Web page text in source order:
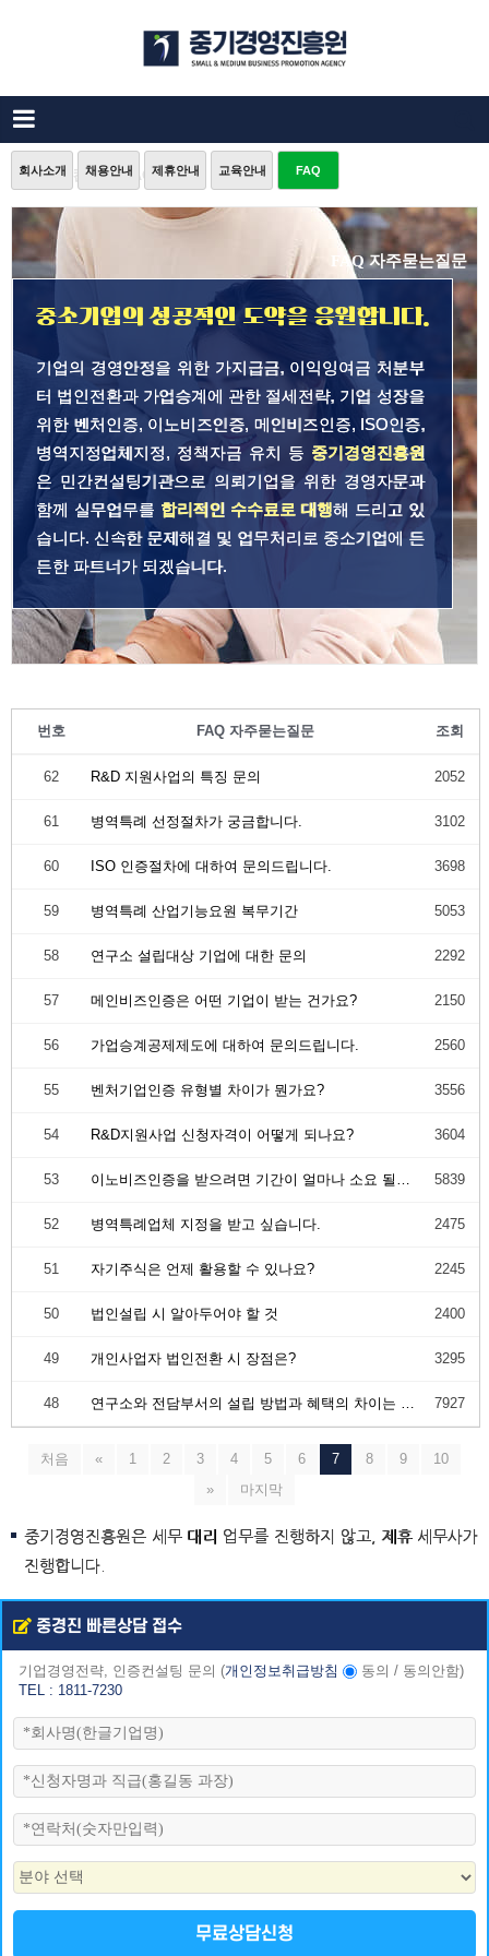
중소기업컨설팅 FAQ
회사소개 채용안내 제휴안내 교육안내 FAQ
FAQ 자주묻는질문
중소기업의 성공적인 도약을 응원합니다.
기업의 경영안정을 위한 가지급금, 이익잉여금 처분부
터 법인전환과 가업승계에 관한 절세전략, 기업 성장을
위한 벤처인증, 이노비즈인증, 메인비즈인증, ISO인증,
병역지정업체지정, 정책자금 유치 등 중기경영진흥원
은 민간컨설팅기관으로 의뢰기업을 위한 경영자문과
함께 실무업무를 합리적인 수수료로 대행해 드리고 있
습니다. 신속한 문제해결 및 업무처리로 중소기업에 든
든한 파트너가 되겠습니다.
번호 FAQ 자주묻는질문 조회
62 R&D 지원사업의 특징 문의 2052
61 병역특례 선정절차가 궁금합니다. 3102
60 ISO 인증절차에 대하여 문의드립니다. 3698
59 병역특례 산업기능요원 복무기간 5053
58 연구소 설립대상 기업에 대한 문의 2292
57 메인비즈인증은 어떤 기업이 받는 건가요? 2150
56 가업승계공제제도에 대하여 문의드립니다. 2560
55 벤처기업인증 유형별 차이가 뭔가요? 3556
54 R&D지원사업 신청자격이 어떻게 되나요? 3604
53 5839
52 병역특례업체 지정을 받고 싶습니다. 2475
51 자기주식은 언제 활용할 수 있나요? 2245
50 법인설립 시 알아두어야 할 것 2400
49 개인사업자 법인전환 시 장점은? 3295
48 7927
처음 « 1 2 3 4 5 6 7 8 9
10
»
마지막
중기경영진흥원은 세무 대리 업무를 진행하지 않고, 제휴 세무사가
진행합니다.
중경진 빠른상담 접수
기업경영전략, 인증컨설팅 문의 (개인정보취급방침 동의 / 동의안함)
TEL : 1811-7230
무료상담신청